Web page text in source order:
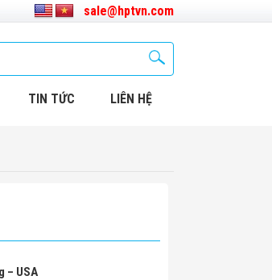
sale@hptvn.com
TIN TỨC LIÊN HỆ
– USA